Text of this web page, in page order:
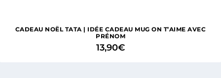
CADEAU NOËL TATA | IDÉE CADEAU MUG ON T’AIME AVEC
PRÉNOM
13,90€